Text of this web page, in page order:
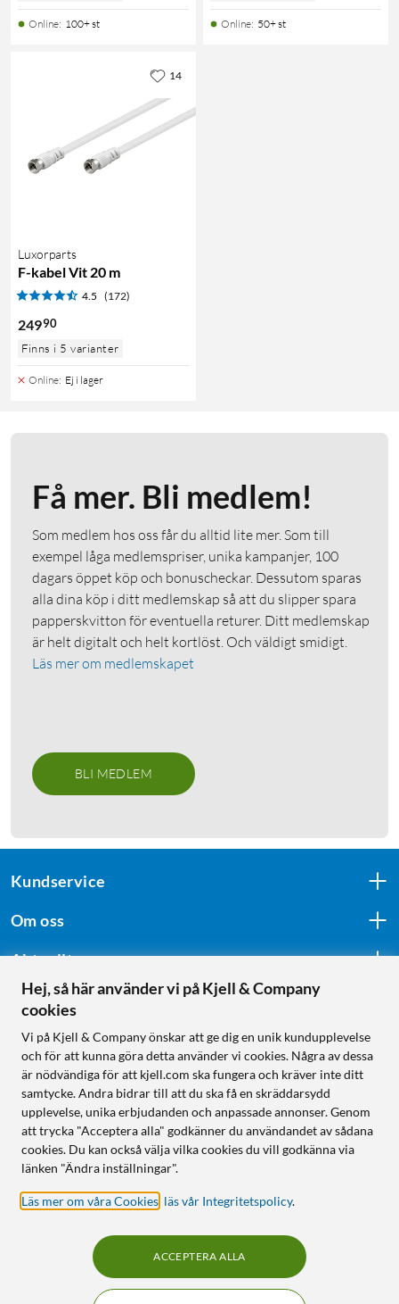
Online: 100+ st Online: 50+ st
Luxorparts
F-kabel Vit 20 m
4.5 (172)
24990
Finns i 5 varianter
Online: Ej i lager
14
Få mer. Bli medlem!
Som medlem hos oss får du alltid lite mer. Som till
exempel låga medlemspriser, unika kampanjer, 100
dagars öppet köp och bonuscheckar. Dessutom sparas
alla dina köp i ditt medlemskap så att du slipper spara
papperskvitton för eventuella returer. Ditt medlemskap
är helt digitalt och helt kortlöst. Och väldigt smidigt.
Läs mer om medlemskapet
BLI MEDLEM
Kundservice
Om oss
Aktuellt
Följ oss
Handla från:
Sverige
Norge
Hej, så här använder vi på Kjell & Company
cookies
Vi på Kjell & Company önskar att ge dig en unik kundupplevelse
och för att kunna göra detta använder vi cookies. Några av dessa
är nödvändiga för att kjell.com ska fungera och kräver inte ditt
samtycke. Andra bidrar till att du ska få en skräddarsydd
upplevelse, unika erbjudanden och anpassade annonser. Genom
att trycka "Acceptera alla" godkänner du användandet av sådana
cookies. Du kan också välja vilka cookies du vill godkänna via
länken "Ändra inställningar".
Läs mer om våra Cookies läs vår Integritetspolicy.
ACCEPTERA ALLA